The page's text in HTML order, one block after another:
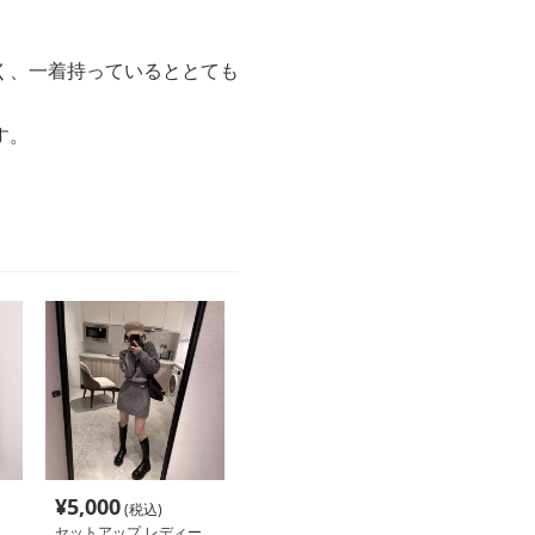
一着持っているととても
¥5,000(税込)